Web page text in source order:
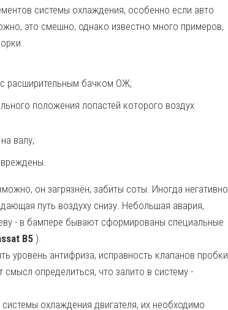
системы охлаждения, особенно если авто
это смешно, однако известно много примеров,
с расширительным бачком ОЖ;
положения лопастей которого воздух
валу;
он загрязнён, забиты соты. Иногда негативно
путь воздуху снизу. Небольшая авария,
- в бампере бывают сформированы специальные
B5 ).
уровень антифриза, исправность клапанов пробки
определиться, что залито в систему -
охлаждения двигателя, их необходимо